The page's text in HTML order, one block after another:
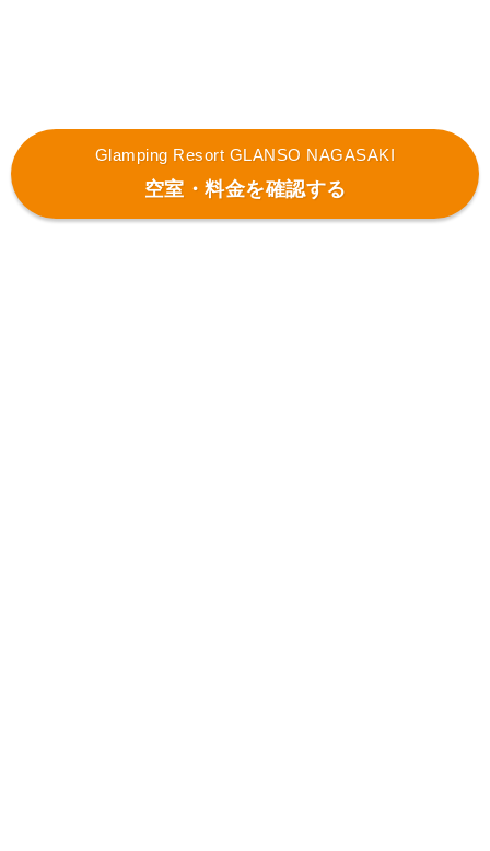
Glamping Resort GLANSO NAGASAKI
空室・料金を確認する